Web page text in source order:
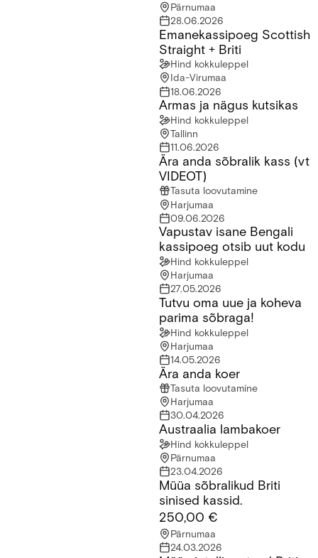
Pärnumaa
28.06.2026
Emanekassipoeg Scottish Straight + BritiEmanekassipoeg Scottish
Straight + Briti
Hind kokkuleppel
Ida-Virumaa
18.06.2026
Armas ja nägus kutsikas
Hind kokkuleppel
Tallinn
11.06.2026
Ära anda sõbralik kass (vt VIDEOT)Ära anda sõbralik kass (vt
VIDEOT)
Tasuta loovutamine
Harjumaa
09.06.2026
Vapustav isane Bengali kassipoeg otsib uut kodu
Vapustav isane Bengali
kassipoeg otsib uut kodu
Hind kokkuleppel
Harjumaa
27.05.2026
Tutvu oma uue ja koheva parima sõbraga!Tutvu oma uue ja koheva
parima sõbraga!
Hind kokkuleppel
Harjumaa
14.05.2026
Ära anda koer
Tasuta loovutamine
Harjumaa
30.04.2026
Austraalia lambakoer
Hind kokkuleppel
Pärnumaa
23.04.2026
Müüa sõbralikud Briti sinised kassid.Müüa sõbralikud Briti
sinised kassid.
250,00 €
Pärnumaa
24.03.2026